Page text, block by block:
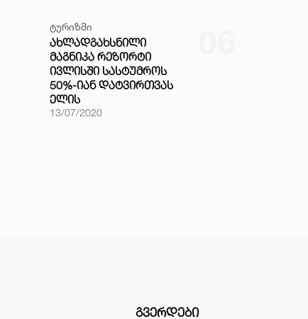
ტურიზმი
ᲐᲮᲚᲐᲓᲒᲐᲮᲡᲜᲘᲚᲘ
ᲛᲐᲒᲜᲘᲙᲐ ᲠᲔᲖᲝᲠᲢᲘ
ᲘᲕᲚᲘᲡᲨᲘ ᲡᲐᲡᲢᲣᲛᲠᲝᲡ
50%-ᲘᲐᲜ ᲓᲐᲢᲕᲘᲠᲗᲕᲐᲡ
ᲔᲚᲘᲡ
13/07/2020
ᲒᲕᲔᲠᲓᲔᲑᲘ